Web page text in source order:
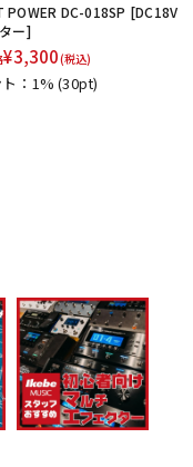
DTM
ヴィンテージ
POWER DC-018SP [DC18V
ー]
¥3,300(税込)
ト：1%(30pt)